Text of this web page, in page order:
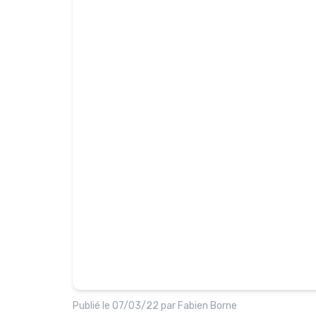
Publié le 07/03/22 par Fabien Borne